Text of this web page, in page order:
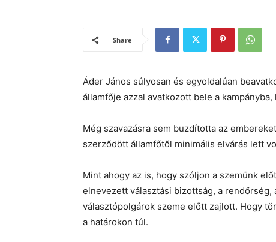
Share
Áder János súlyosan és egyoldalúan
államfője azzal avatkozott bele a
Még szavazásra sem buzdította az
szerződött államfőtől minimális elvárás lett
Mint ahogy az is, hogy szóljon a szemünk
elnevezett választási bizottság, a
választópolgárok szeme előtt zajlott. Hogy
a határokon túl.